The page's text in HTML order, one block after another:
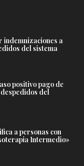
indemnizaciones a
del sistema
positivo pago de
del
a personas con
Intermedio»